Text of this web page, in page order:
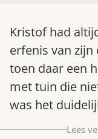
Kristof had
erfenis van
toen daar een
met tuin die
was het
Lees